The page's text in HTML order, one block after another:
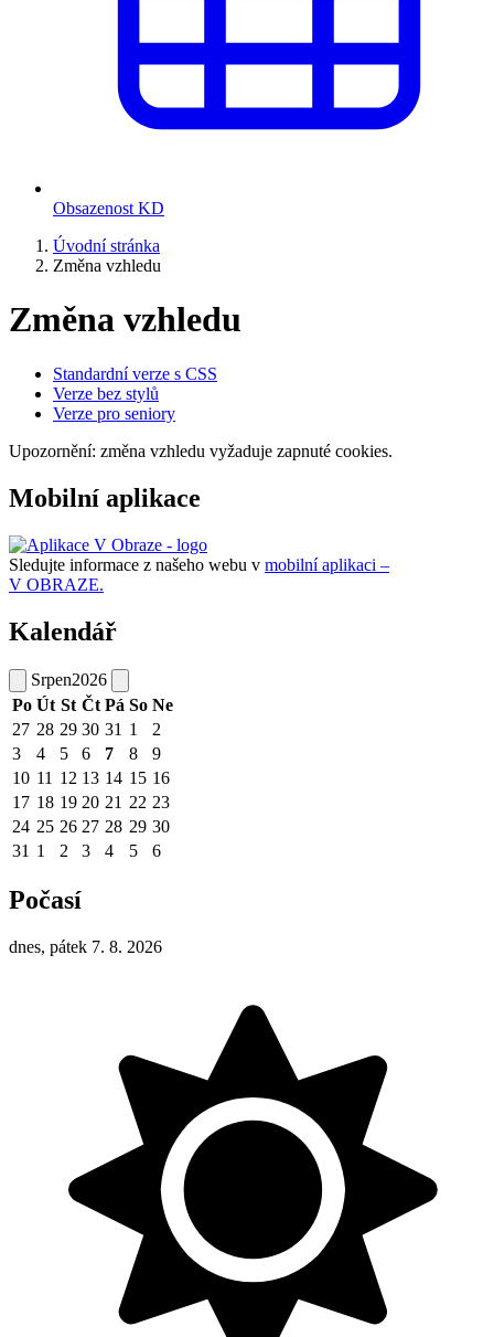
Obsazenost KD
Úvodní stránka
Změna vzhledu
Změna vzhledu
Standardní verze s CSS
Verze bez stylů
Verze pro seniory
Upozornění: změna vzhledu vyžaduje zapnuté cookies.
Mobilní aplikace
Sledujte informace z našeho webu v mobilní aplikaci –
V OBRAZE.
Kalendář
Srpen2026
Po Út St Čt Pá So Ne
27 28 29 30 31 1
2
3
4 5 6 7 8
9
10 11 12 13 14 15 16
17 18 19 20 21 22 23
24 25 26 27 28 29 30
31 1 2 3 4 5 6
Počasí
dnes, pátek 7. 8. 2026